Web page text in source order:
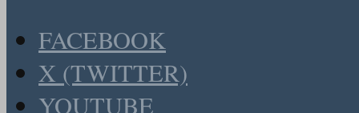
FACEBOOK
X (TWITTER)
YOUTUBE